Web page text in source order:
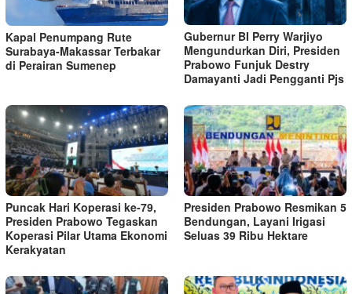
Kapal Penumpang Rute
Surabaya-Makassar Terbakar
di Perairan Sumenep
Gubernur BI Perry Warjiyo
Mengundurkan Diri, Presiden
Prabowo Funjuk Destry
Damayanti Jadi Pengganti Pjs
Puncak Hari Koperasi ke-79,
Presiden Prabowo Tegaskan
Koperasi Pilar Utama Ekonomi
Kerakyatan
Presiden Prabowo Resmikan 5
Bendungan, Layani Irigasi
Seluas 39 Ribu Hektare